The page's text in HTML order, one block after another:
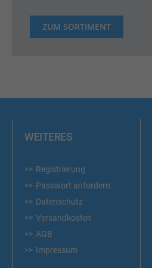
ZUM SORTIMENT
WEITERES
Registrierung
Passwort anfordern
Datenschutz
Versandkosten
AGB
Impressum